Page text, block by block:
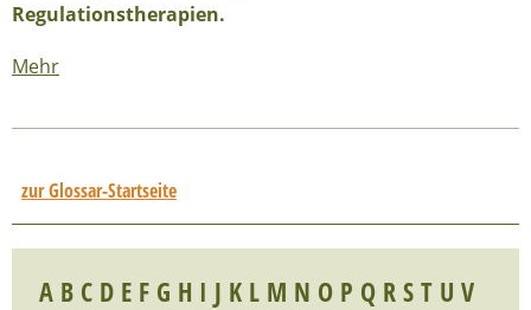
Regulationstherapien.
Mehr
zur Glossar-Startseite
A B C D E F G H I J K L M N O P Q R S T U V